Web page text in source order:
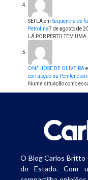
SEI LÁem Sequência de
Petrolina7 de agosto de
LÁ POR PERTO TEM
ONE JOSE DE OLIVEIRA
corrupção na
Numa situação como
O Blog Carlos Britto
do Estado. Com